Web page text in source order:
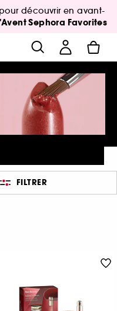
découvrir en avant-
Sephora Favorites
FILTRER